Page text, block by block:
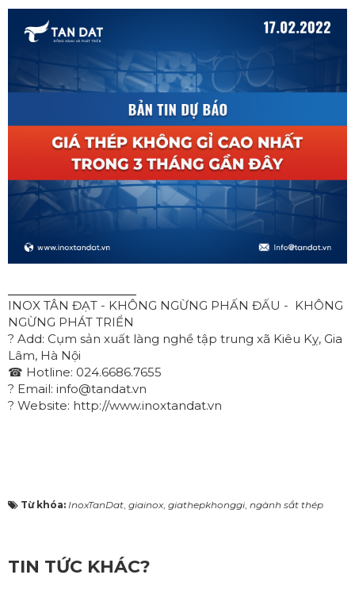
INOX TÂN ĐẠT - KHÔNG NGỪNG PHẤN ĐẤU - KHÔNG
NGỪNG PHÁT TRIỂN
? Add: Cụm sản xuất làng nghề tập trung xã Kiêu Kỵ, Gia
Lâm, Hà Nội
☎ Hotline: 024.6686.7655
? Email: info@tandat.vn
? Website: http://www.inoxtandat.vn
Từ khóa: InoxTanDat, giainox, giathepkhonggi, ngành sắt thép
TIN TỨC KHÁC?